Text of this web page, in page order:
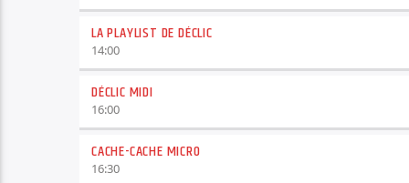
LA PLAYLIST DE DÉCLIC
14:00
DÉCLIC MIDI
16:00
CACHE-CACHE MICRO
16:30